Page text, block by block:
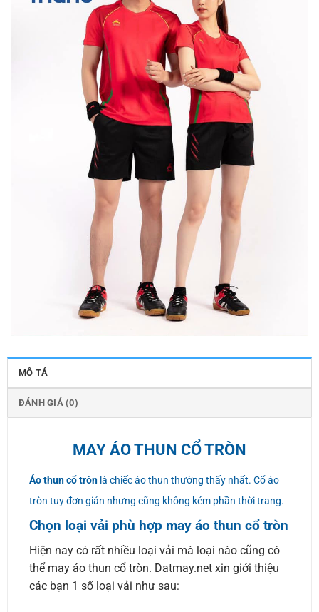
MÔ TẢ
ĐÁNH GIÁ (0)
MAY ÁO THUN CỔ TRÒN
Áo thun cổ trònlà chiếc áo thun thường thấy nhất. Cổ áo
tròn tuy đơn giản nhưng cũng không kém phần thời trang.
Chọn loại vải phù hợp may áo thun cổ tròn
Hiện nay có rất nhiều loại vải mà loại nào cũng có
thể may áo thun cổ tròn. Datmay.net xin giới thiệu
các bạn 1 số loại vải như sau: